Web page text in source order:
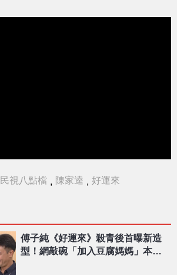
民視八點檔 , 陳家逵 , 好運來
傅子純《好運來》殺青後首曝新造
型！網敲碗「加入豆腐媽媽」本尊